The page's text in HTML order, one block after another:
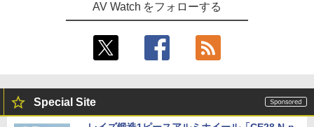
AV Watch をフォローする
Special Site